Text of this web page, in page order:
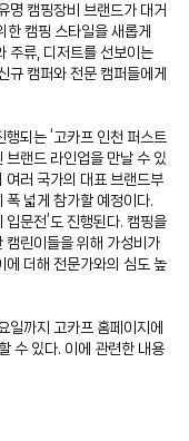
명 캠핑장비 브랜드가 대거
캠핑 스타일을 새롭게
주류, 디저트를 선보이는
규 캠퍼와 전문 캠퍼들에게
되는 ‘고카프 인천 퍼스트
브랜드 라인업을 만날 수 있
여러 국가의 대표 브랜드부
넓게 참가할 예정이다.
문전’도 진행된다. 캠핑을
캠린이들을 위해 가성비가
에 더해 전문가와의 심도 높
일까지 고카프 홈페이지에
수 있다. 이에 관련한 내용